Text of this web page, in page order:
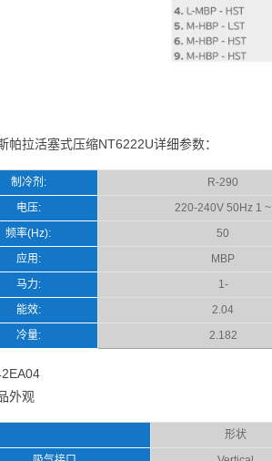
帕拉活塞式压缩NT6222U详细参数：
制冷剂: R-290
电压:
220-240V 50Hz 1 ~
频率(Hz):
50
应用:
MBP
马力:
1-
能效:
2.04
冷量:
2.182
外观
形状